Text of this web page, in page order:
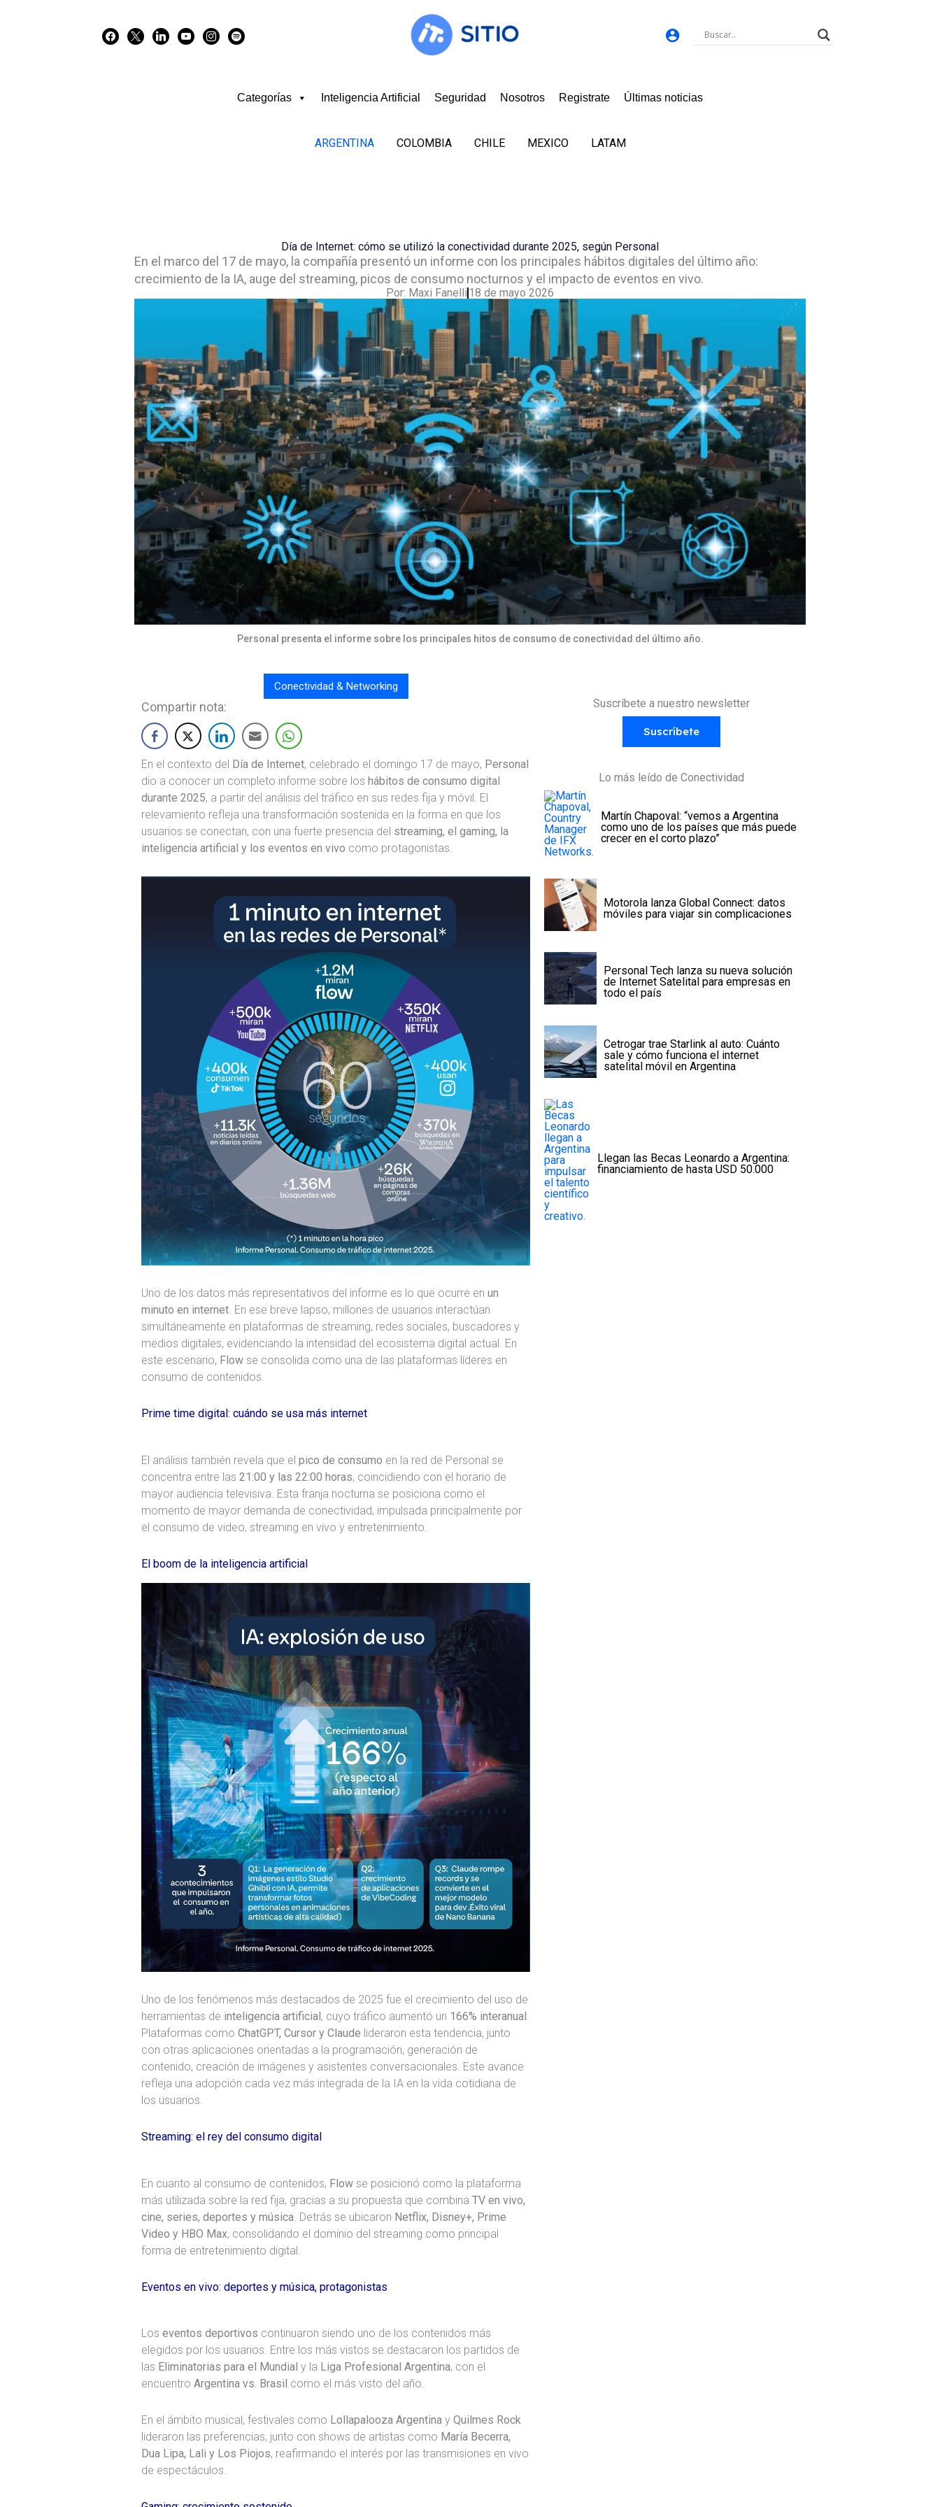
Categorías Inteligencia Artificial Seguridad Nosotros Registrate Últimas noticias
ARGENTINA COLOMBIA CHILE MEXICO LATAM
Día de Internet: cómo se utilizó la conectividad durante 2025, según Personal
En el marco del 17 de mayo, la compañía presentó un informe con los principales hábitos digitales del último año:
crecimiento de la IA, auge del streaming, picos de consumo nocturnos y el impacto de eventos en vivo.
Por: Maxi Fanelli 18 de mayo 2026
Personal presenta el informe sobre los principales hitos de consumo de conectividad del último año.
Conectividad & Networking
Compartir nota:
En el contexto del Día de Internet, celebrado el domingo 17 de mayo, Personal
dio a conocer un completo informe sobre los hábitos de consumo digital
durante 2025, a partir del análisis del tráfico en sus redes fija y móvil. El
relevamiento refleja una transformación sostenida en la forma en que los
usuarios se conectan, con una fuerte presencia del streaming, el gaming, la
inteligencia artificial y los eventos en vivo como protagonistas.
Uno de los datos más representativos del informe es lo que ocurre en un
minuto en internet. En ese breve lapso, millones de usuarios interactúan
simultáneamente en plataformas de streaming, redes sociales, buscadores y
medios digitales, evidenciando la intensidad del ecosistema digital actual. En
este escenario, Flow se consolida como una de las plataformas líderes en
consumo de contenidos.
Prime time digital: cuándo se usa más internet
El análisis también revela que el pico de consumo en la red de Personal se
concentra entre las 21:00 y las 22:00 horas, coincidiendo con el horario de
mayor audiencia televisiva. Esta franja nocturna se posiciona como el
momento de mayor demanda de conectividad, impulsada principalmente por
el consumo de video, streaming en vivo y entretenimiento.
El boom de la inteligencia artificial
Uno de los fenómenos más destacados de 2025 fue el crecimiento del uso de
herramientas de inteligencia artificial, cuyo tráfico aumentó un 166% interanual
Plataformas como ChatGPT, Cursor y Claude lideraron esta tendencia, junto
con otras aplicaciones orientadas a la programación, generación de
contenido, creación de imágenes y asistentes conversacionales. Este avance
refleja una adopción cada vez más integrada de la IA en la vida cotidiana de
los usuarios.
Streaming: el rey del consumo digital
En cuanto al consumo de contenidos, Flow se posicionó como la plataforma
más utilizada sobre la red fija, gracias a su propuesta que combina TV en vivo,
cine, series, deportes y música . Detrás se ubicaron Netflix, Disney+, Prime
Video y HBO Max, consolidando el dominio del streaming como principal
forma de entretenimiento digital.
Eventos en vivo: deportes y música, protagonistas
Los eventos deportivos continuaron siendo uno de los contenidos más
elegidos por los usuarios. Entre los más vistos se destacaron los partidos de
las Eliminatorias para el Mundial y la Liga Profesional Argentina, con el
encuentro Argentina vs. Brasil como el más visto del año.
En el ámbito musical, festivales como Lollapalooza Argentina y Quilmes Rock
lideraron las preferencias, junto con shows de artistas como María Becerra,
Dua Lipa, Lali y Los Piojos, reafirmando el interés por las transmisiones en vivo
de espectáculos.
Suscríbete a nuestro newsletter
Suscríbete
Lo más leído de Conectividad
Martín Chapoval: “vemos a Argentina
como uno de los países que más puede
crecer en el corto plazo”
Motorola lanza Global Connect: datos
móviles para viajar sin complicaciones
Personal Tech lanza su nueva solución
de Internet Satelital para empresas en
todo el país
Cetrogar trae Starlink al auto: Cuánto
sale y cómo funciona el internet
satelital móvil en Argentina
Llegan las Becas Leonardo a Argentina:
financiamiento de hasta USD 50.000